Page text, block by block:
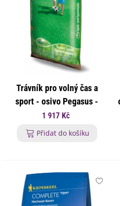
Trávník pro volný čas a
sport - osivo Pegasus -
směs - 10 kg
1 917 Kč
Přidat do košíku